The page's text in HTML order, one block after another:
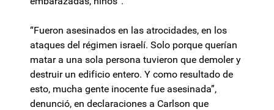
“Fueron asesinados en las atrocidades, en los
ataques del régimen israelí. Solo porque querían
matar a una sola persona tuvieron que demoler y
destruir un edificio entero. Y como resultado de
esto, mucha gente inocente fue asesinada”,
denunció, en declaraciones a Carlson que